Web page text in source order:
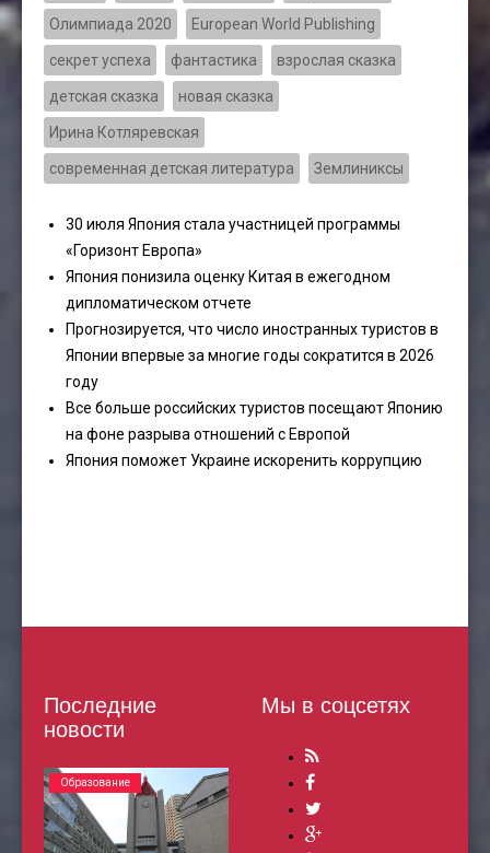
Олимпиада 2020 European World Publishing
секрет успеха фантастика взрослая сказка
детская сказка новая сказка
Ирина Котляревская
современная детская литература Землиниксы
30 июля Япония стала участницей программы
«Горизонт Европа»
Япония понизила оценку Китая в ежегодном
дипломатическом отчете
Прогнозируется, что число иностранных туристов в
Японии впервые за многие годы сократится в 2026
году
Все больше российских туристов посещают Японию
на фоне разрыва отношений с Европой
Япония поможет Украине искоренить коррупцию
Последние
новости
Образование
Мы в соцсетях